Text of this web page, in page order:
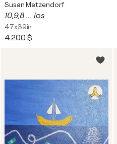
Susan Metzendorf
10,9,8 ... los
47x39in
4.200 $